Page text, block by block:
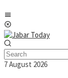
to
content
7 August 2026